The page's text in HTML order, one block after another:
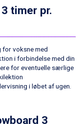
timer pr.
for voksne med
i forbindelse med din
for eventuelle særlige
i løbet af ugen.
3